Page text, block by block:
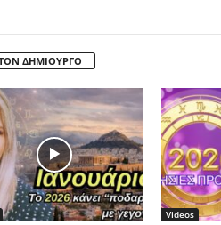
ΔΗΜΙΟΥΡΓΟ
Videos